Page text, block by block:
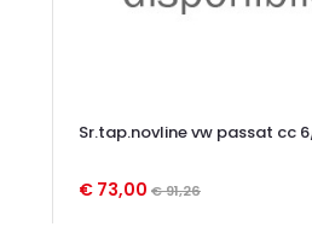
Sr.tap.novline vw passat cc
€ 73,00 € 91,26